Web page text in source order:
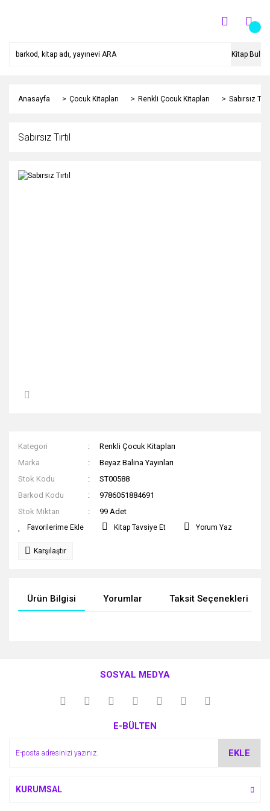
Kitap Bul
Anasayfa Çocuk Kitapları Renkli Çocuk Kitapları Sabırsız
Sabırsız Tırtıl
Kategori
Renkli Çocuk Kitapları
Marka
Beyaz Balina Yayınları
Stok Kodu
ST00588
Barkod Kodu
9786051884691
Stok Miktarı
99 Adet
Kitap Tavsiye Et Yorum Yaz
Karşılaştır
Ürün Bilgisi Yorumlar Taksit Seçenekleri
kullanarak tarafımıza iletebilirsiniz.
Görüş ve önerileriniz için teşekkür ederiz.
Ürün açıklamasında eksik bilgiler bulunuyor.
SOSYAL MEDYA
E-BÜLTEN
EKLE
KURUMSAL